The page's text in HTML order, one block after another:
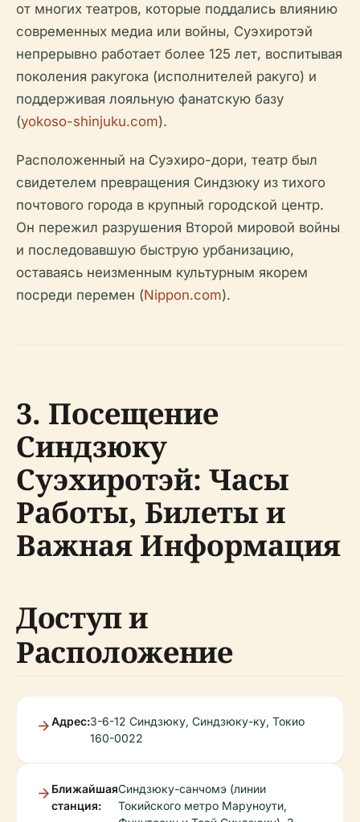
от многих театров, которые поддались влиянию
современных медиа или войны, Суэхиротэй
непрерывно работает более 125 лет, воспитывая
поколения ракугока (исполнителей ракуго) и
поддерживая лояльную фанатскую базу
(yokoso-shinjuku.com).
Расположенный на Суэхиро-дори, театр был
свидетелем превращения Синдзюку из тихого
почтового города в крупный городской центр.
Он пережил разрушения Второй мировой войны
и последовавшую быструю урбанизацию,
оставаясь неизменным культурным якорем
посреди перемен (Nippon.com).
3. Посещение
Синдзюку
Суэхиротэй: Часы
Работы, Билеты и
Важная Информация
Доступ и
Расположение
Адрес:3-6-12 Синдзюку, Синдзюку-ку, Токио
160-0022
Ближайшая
станция:
Синдзюку-санчомэ (линии
Токийского метро Маруноути,